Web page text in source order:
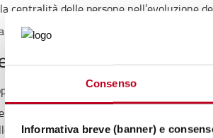
Consenso
Informativa breve (banner) e
centralità delle persone nell’evoluzione
moderata da
dell’evento
alcune delle sfide più attuali per
e integrazione tra
organizzazioni data driven;